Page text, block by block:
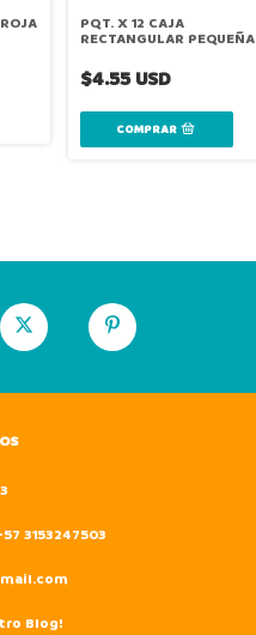
PQT. X 12 CAJA
RECTANGULAR PEQUEÑA
$4.55 USD
3153247503
Blog!